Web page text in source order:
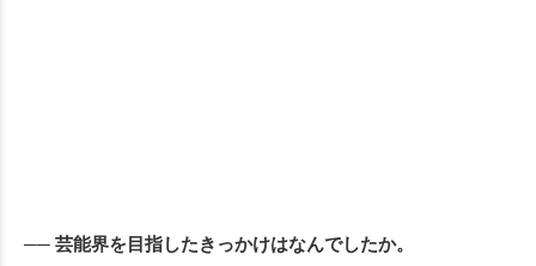
── 芸能界を目指したきっかけはなんでしたか。